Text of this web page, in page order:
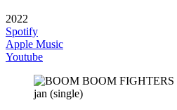
2022
Spotify
Apple Music
Youtube